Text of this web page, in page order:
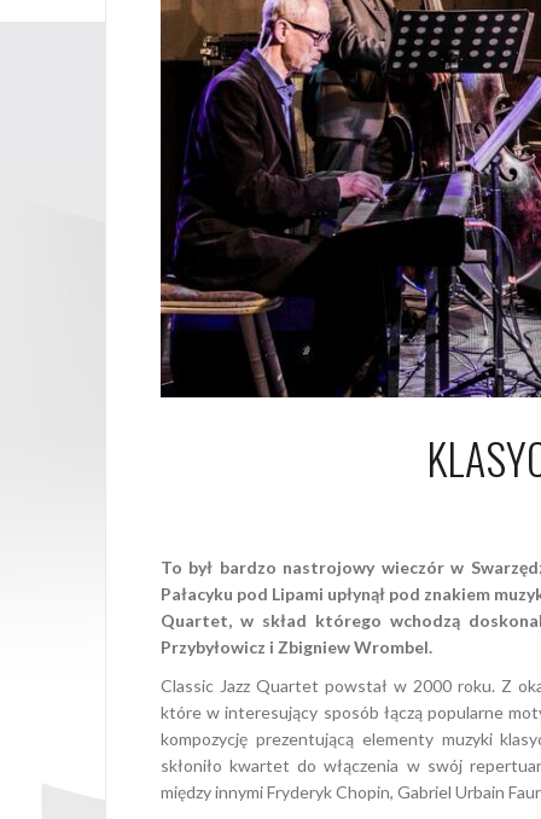
To był bardzo nastrojowy wieczór w
Pałacyku pod Lipami upłynął pod znakiem
Quartet, w skład którego wchodzą
Przybyłowicz i Zbigniew Wrombel.
Classic Jazz Quartet powstał w 2000 roku. Z
które w interesujący sposób łączą popularne
kompozycję prezentującą elementy muzyki
skłoniło kwartet do włączenia w swój
między innymi Fryderyk Chopin, Gabriel Urbain